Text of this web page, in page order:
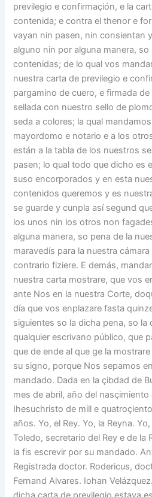
previlegio e confirmaçión, e la
contenida; e contra el thenor e
vayan nin pasen, nin consientan
alguno nin por alguna manera, so
contenidas; de lo qual vos
nuestra carta de previlegio e
pargamino de cuero, e firmada
sellada con nuestro sello de
seda a colores; la qual
mayordomo e notario e a los
están a la tabla de los nuestros
pasen; lo qual todo que dicho es
suso encorporados y en esta
contenidos queremos y es
se guarde y cunpla así segund
los unos nin los otros non
alguna manera, so pena de la
maravedís para la nuestra
contrario fiziere. E demás,
nuestra carta mostrare, que vos
ante Nos en la nuestra Corte,
día que vos enplazare fasta
siguientes so la dicha pena, so la
qualquier escrivano público, que
que de ende al que ge la
su signo, porque Nos sepamos
mandado. Dada en la çibdad de
mes de abril, año del
Ihesuchristo de mill e
años. Yo, el Rey. Yo, la Reyna.
Toledo, secretario del Rey e de la
la fis escrevir por su mandado.
Registrada doctor. Rodericus,
Fernand Alvares. Iohan